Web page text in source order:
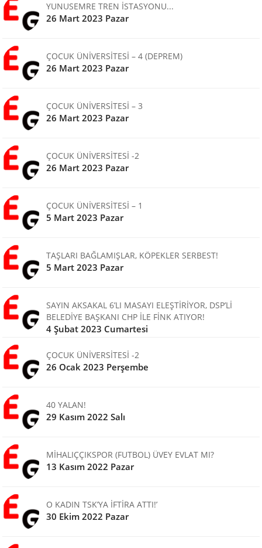
YUNUSEMRE TREN İSTASYONU...
26 Mart 2023 Pazar
ÇOCUK ÜNİVERSİTESİ – 4 (DEPREM)
26 Mart 2023 Pazar
ÇOCUK ÜNİVERSİTESİ – 3
26 Mart 2023 Pazar
ÇOCUK ÜNİVERSİTESİ -2
26 Mart 2023 Pazar
ÇOCUK ÜNİVERSİTESİ – 1
5 Mart 2023 Pazar
TAŞLARI BAĞLAMIŞLAR, KÖPEKLER SERBEST!
5 Mart 2023 Pazar
SAYIN AKSAKAL 6’LI MASAYI ELEŞTİRİYOR, DSP’Lİ
BELEDİYE BAŞKANI CHP İLE FİNK ATIYOR!
4 Şubat 2023 Cumartesi
ÇOCUK ÜNİVERSİTESİ -2
26 Ocak 2023 Perşembe
40 YALAN!
29 Kasım 2022 Salı
MİHALIÇÇIKSPOR (FUTBOL) ÜVEY EVLAT MI?
13 Kasım 2022 Pazar
O KADIN TSK’YA İFTİRA ATTI!’
30 Ekim 2022 Pazar